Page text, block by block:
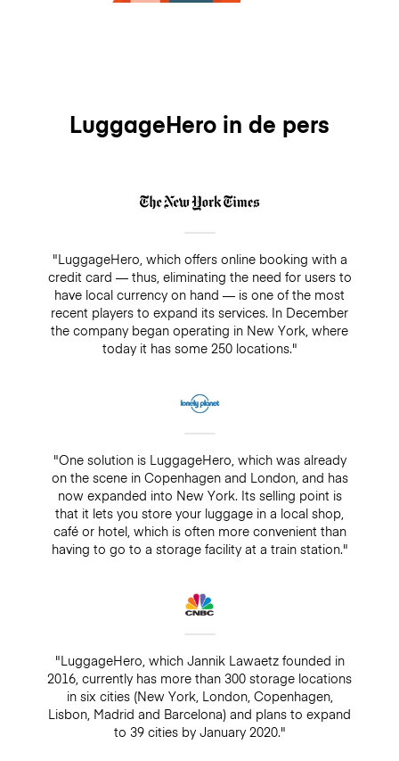
LuggageHero in de pers
"LuggageHero, which offers online booking with a
credit card — thus, eliminating the need for users to
have local currency on hand — is one of the most
recent players to expand its services. In December
the company began operating in New York, where
today it has some 250 locations."
"One solution is LuggageHero, which was already
on the scene in Copenhagen and London, and has
now expanded into New York. Its selling point is
that it lets you store your luggage in a local shop,
café or hotel, which is often more convenient than
having to go to a storage facility at a train station."
"LuggageHero, which Jannik Lawaetz founded in
2016, currently has more than 300 storage locations
in six cities (New York, London, Copenhagen,
Lisbon, Madrid and Barcelona) and plans to expand
to 39 cities by January 2020."